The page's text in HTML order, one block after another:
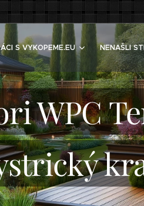
S VYKOPEME.EU NENAŠLI
WPC